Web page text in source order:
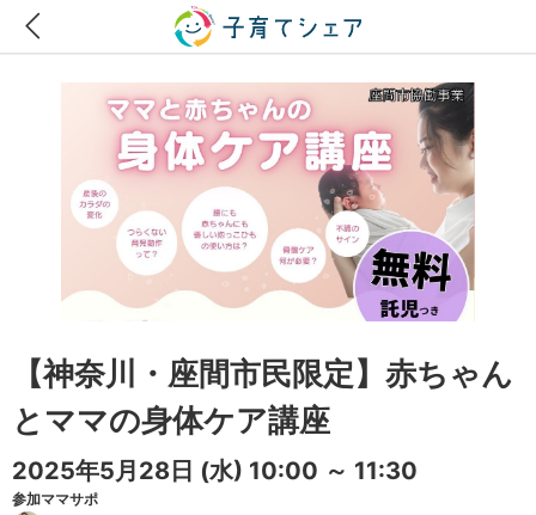
【神奈川・座間市民限定】赤ちゃん
とママの身体ケア講座
2025年5月28日 (水) 10:00 ～ 11:30
参加ママサポ